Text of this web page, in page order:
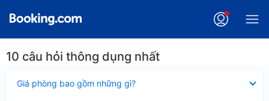
10 câu hỏi thông dụng nhất
Giá phòng bao gồm những gì?
thu